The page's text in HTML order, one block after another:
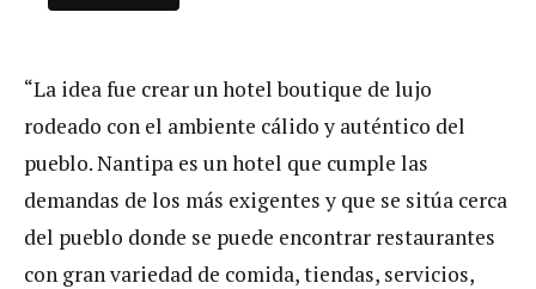
“La idea fue crear un hotel boutique de lujo
rodeado con el ambiente cálido y auténtico del
pueblo. Nantipa es un hotel que cumple las
demandas de los más exigentes y que se sitúa cerca
del pueblo donde se puede encontrar restaurantes
con gran variedad de comida, tiendas, servicios,